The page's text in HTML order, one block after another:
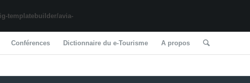
templatebuilder/avia-
Conférences Dictionnaire du e-Tourisme A propos